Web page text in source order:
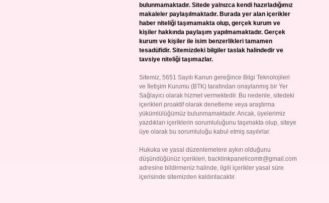
bulunmamaktadır. Sitede yalnızca kendi hazırladığımız
makaleler paylaşılmaktadır. Burada yer alan içerikler
haber niteliği taşımamakta olup, gerçek kurum ve
kişiler hakkında paylaşım yapılmamaktadır. Gerçek
kurum ve kişiler ile isim benzerlikleri tamamen
tesadüfidir. Sitemizdeki bilgiler taslak halindedir ve
tavsiye niteliği taşımazlar.
Sitemiz, 5651 Sayılı Kanun gereğince Bilgi Teknolojileri
ve İletişim Kurumu (BTK) tarafından onaylanmış bir Yer
Sağlayıcı olarak hizmet vermektedir. Bu nedenle, sitedeki
içerikleri proaktif olarak denetleme veya araştırma
yükümlülüğümüz bulunmamaktadır. Ancak, üyelerimiz
yazdıkları içeriklerin sorumluluğunu taşımakta olup, siteye
üye olarak bu sorumluluğu kabul etmiş sayılırlar.
Hukuka ve yasal düzenlemelere aykırı olduğunu
düşündüğünüz içerikleri, backlinkpanelicomtr@gmail.com
adresine bildirmeniz halinde, ilgili içerikler yasal süre
içerisinde sitemizden kaldırılacaktır.